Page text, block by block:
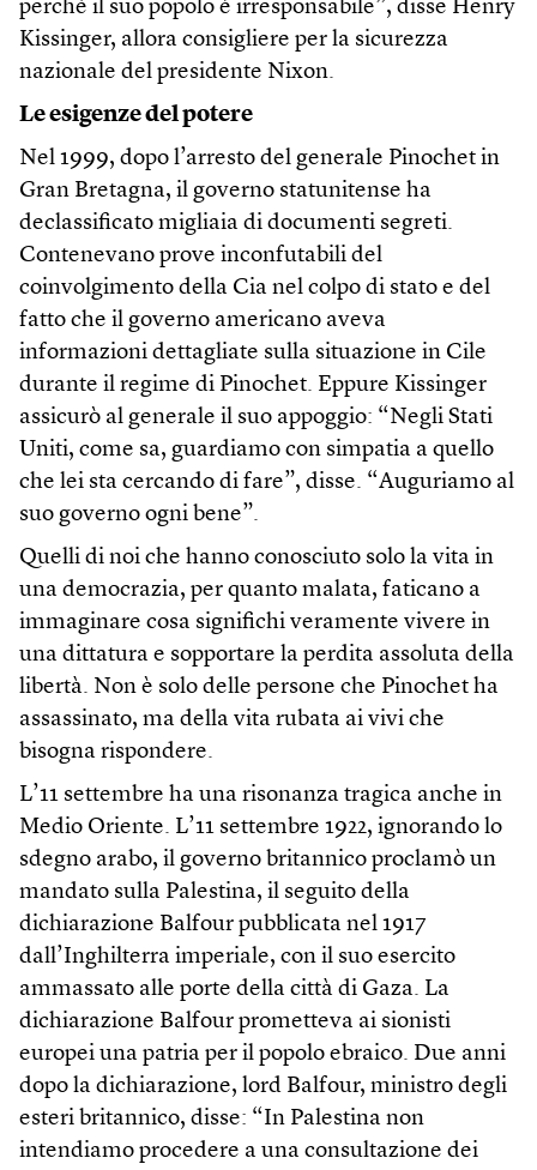
perché il suo popolo è irresponsabile”, disse Henry
Kissinger, allora consigliere per la sicurezza
nazionale del presidente Nixon.
Le esigenze del potere
Nel 1999, dopo l’arresto del generale Pinochet in
Gran Bretagna, il governo statunitense ha
declassificato migliaia di documenti segreti.
Contenevano prove inconfutabili del
coinvolgimento della Cia nel colpo di stato e del
fatto che il governo americano aveva
informazioni dettagliate sulla situazione in Cile
durante il regime di Pinochet. Eppure Kissinger
assicurò al generale il suo appoggio: “Negli Stati
Uniti, come sa, guardiamo con simpatia a quello
che lei sta cercando di fare”, disse. “Auguriamo al
suo governo ogni bene”.
Quelli di noi che hanno conosciuto solo la vita in
una democrazia, per quanto malata, faticano a
immaginare cosa significhi veramente vivere in
una dittatura e sopportare la perdita assoluta della
libertà. Non è solo delle persone che Pinochet ha
assassinato, ma della vita rubata ai vivi che
bisogna rispondere.
L’11 settembre ha una risonanza tragica anche in
Medio Oriente. L’11 settembre 1922, ignorando lo
sdegno arabo, il governo britannico proclamò un
mandato sulla Palestina, il seguito della
dichiarazione Balfour pubblicata nel 1917
dall’Inghilterra imperiale, con il suo esercito
ammassato alle porte della città di Gaza. La
dichiarazione Balfour prometteva ai sionisti
europei una patria per il popolo ebraico. Due anni
dopo la dichiarazione, lord Balfour, ministro degli
esteri britannico, disse: “In Palestina non
intendiamo procedere a una consultazione dei